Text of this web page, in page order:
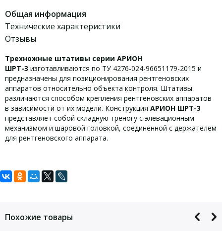
Общая информация
Технические характеристики
Отзывы
Трехножные штативы серии АРИОН
ШРТ-3 изготавливаются по ТУ 4276-024-96651179-2015 и
предназначены для позиционирования рентгеновских
аппаратов относительно объекта контроля. Штативы
различаются способом крепления рентгеновских аппаратов
в зависимости от их модели. Конструкция АРИОН ШРТ-3
представляет собой складную треногу с элевационным
механизмом и шаровой головкой, соединённой с держателем
для рентгеновского аппарата.
Технические характеристики АРИОН
Материал штатива
Задать вопрос
Похожие товары